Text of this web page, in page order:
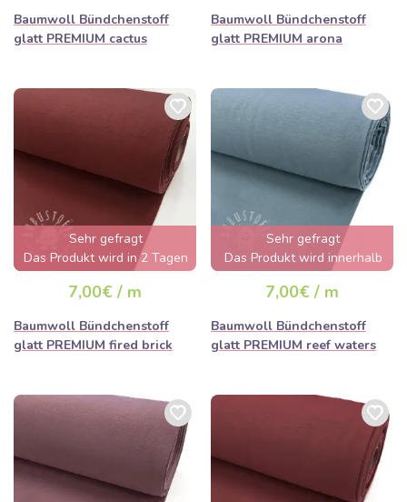
Baumwoll Bündchenstoff
glatt PREMIUM cactus
Baumwoll Bündchenstoff
glatt PREMIUM arona
Sehr gefragt
Das Produkt wird in 2 Tagen
ausverkauft sein
7,00€ / m
Baumwoll Bündchenstoff
glatt PREMIUM fired brick
Sehr gefragt
Das Produkt wird innerhalb
von wenigen Stunden
ausverkauft sein
7,00€ / m
Baumwoll Bündchenstoff
glatt PREMIUM reef waters